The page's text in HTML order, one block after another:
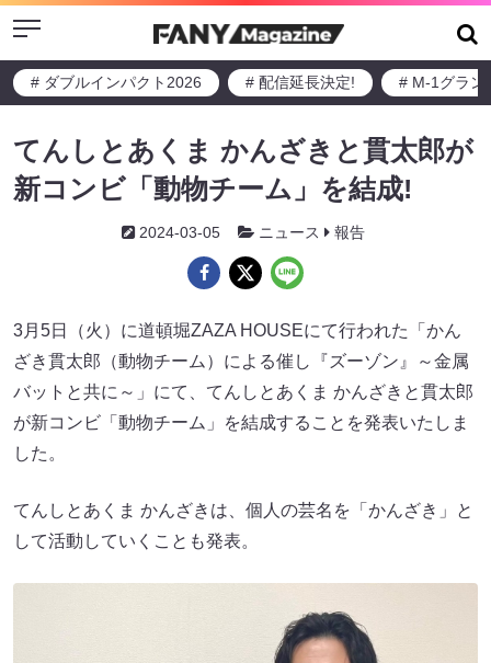
Menu
# ダブルインパクト2026 # 配信延長決定! # M-1グラン
てんしとあくま かんざきと貫太郎が
新コンビ「動物チーム」を結成!
2024-03-05 ニュース 報告
3月5日（火）に道頓堀ZAZA HOUSEにて行われた「かん
ざき貫太郎（動物チーム）による催し『ズーゾン』～金属
バットと共に～」にて、てんしとあくま かんざきと貫太郎
が新コンビ「動物チーム」を結成することを発表いたしま
した。
てんしとあくま かんざきは、個人の芸名を「かんざき」と
して活動していくことも発表。